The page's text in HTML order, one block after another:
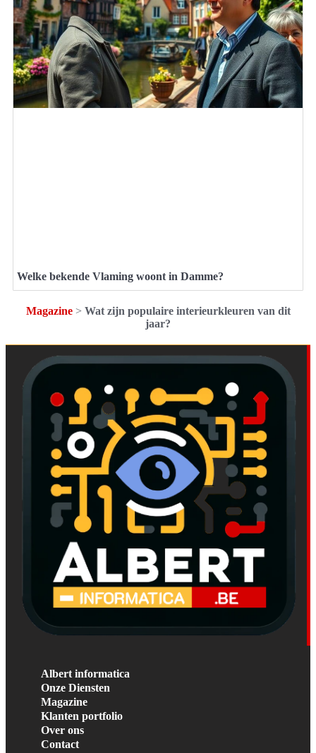
Welke bekende Vlaming woont in Damme?
Magazine> Wat zijn populaire interieurkleuren van dit
jaar?
Albert informatica
Onze Diensten
Magazine
Klanten portfolio
Over ons
Contact